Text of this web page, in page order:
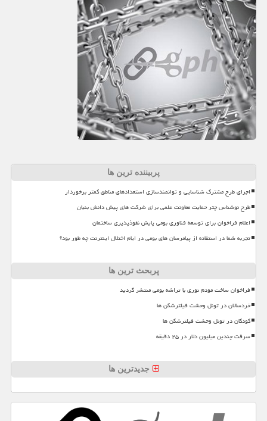
پربیننده ترین ها
اجرای طرح مشترک شناسایی و توانمندسازی استعدادهای مناطق کمتر برخوردار
طرح نوشناس چتر حمایت معاونت علمی برای شرکت های پیش دانش بنیان
اعلام فراخوان برای توسعه فناوری بومی پایش نفوذپذیری ساختمان
تجربه شما در استفاده از پیامرسان های بومی در ایام اختلال اینترنت چه طور بود؟
پربحث ترین ها
فراخوان ساخت مودم نوری با تراشه بومی منتشر گردید
خردسالان در تونل وحشت فیلترشکن ها
کودکان در تونل وحشت فیلترشکن ها
سرقت چندین میلیون دلار در ۲۵ دقیقه
جدیدترین ها